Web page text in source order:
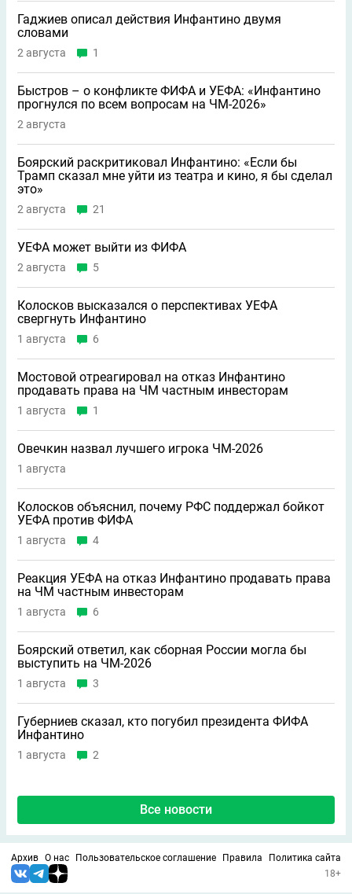
Гаджиев описал действия Инфантино двумя
словами
2 августа 1
Быстров – о конфликте ФИФА и УЕФА: «Инфантино
прогнулся по всем вопросам на ЧМ-2026»
2 августа
Боярский раскритиковал Инфантино: «Если бы
Трамп сказал мне уйти из театра и кино, я бы сделал
это»
2 августа 21
УЕФА может выйти из ФИФА
2 августа 5
Колосков высказался о перспективах УЕФА
свергнуть Инфантино
1 августа 6
Мостовой отреагировал на отказ Инфантино
продавать права на ЧМ частным инвесторам
1 августа 1
Овечкин назвал лучшего игрока ЧМ-2026
1 августа
Колосков объяснил, почему РФС поддержал бойкот
УЕФА против ФИФА
1 августа 4
Реакция УЕФА на отказ Инфантино продавать права
на ЧМ частным инвесторам
1 августа 6
Боярский ответил, как сборная России могла бы
выступить на ЧМ-2026
1 августа 3
Губерниев сказал, кто погубил президента ФИФА
Инфантино
1 августа 2
Все новости
Архив О нас Пользовательское соглашение Правила
Политика сайта
18+